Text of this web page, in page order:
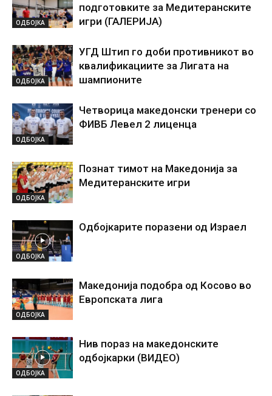
ОДБОЈКА
подготовките за Медитеранските
игри (ГАЛЕРИЈА)
ОДБОЈКА
УГД Штип го доби противникот во
квалификациите за Лигата на
шампионите
ОДБОЈКА
Четворица македонски тренери со
ФИВБ Левел 2 лиценца
ОДБОЈКА
Познат тимот на Македонија за
Медитеранските игри
ОДБОЈКА
Одбојкарите поразени од Израел
ОДБОЈКА
Македонија подобра од Косово во
Европската лига
ОДБОЈКА
Нив пораз на македонските
одбојкарки (ВИДЕО)